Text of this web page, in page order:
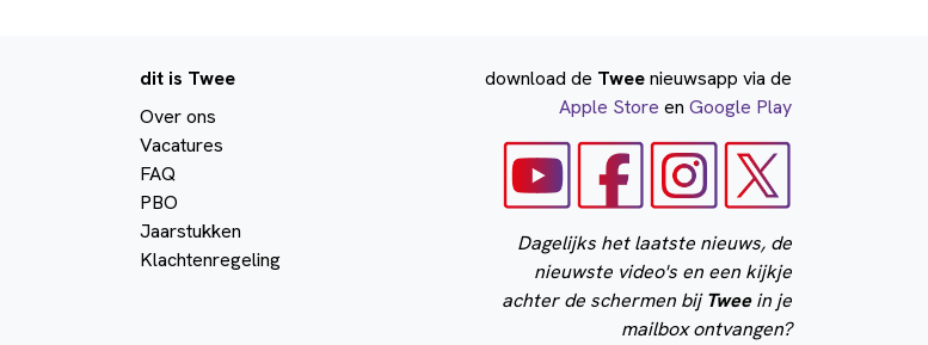
dit is Twee
Over ons
Vacatures
FAQ
PBO
Jaarstukken
Klachtenregeling
download de Tweenieuwsapp via de
Apple Store en Google Play
Dagelijks het laatste nieuws, de
nieuwste video's en een kijkje
achter de schermen bijTweein je
mailbox ontvangen?